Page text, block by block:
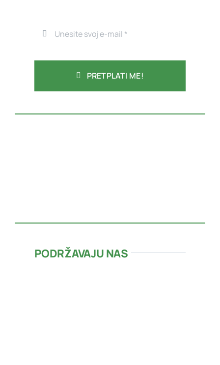
PRETPLATI ME!
PODRŽAVAJU NAS